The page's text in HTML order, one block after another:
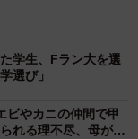
緒に考える」と
二つずつ候補を
決まったのだと
学生、Fラン大を選
選び」
ビやカニの仲間で甲
れる理不尽、母が下